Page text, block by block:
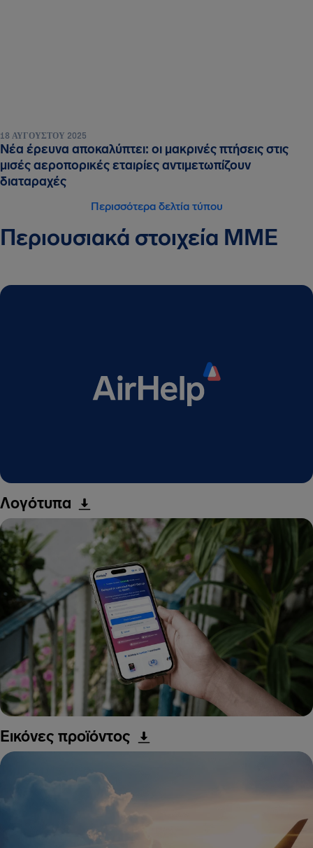
18 ΑΥΓΟΎΣΤΟΥ 2025
Νέα έρευνα αποκαλύπτει: οι μακρινές πτήσεις στις
μισές αεροπορικές εταιρίες αντιμετωπίζουν
διαταραχές
Περισσότερα δελτία τύπου
Περιουσιακά στοιχεία ΜΜΕ
Λογότυπα
Εικόνες προϊόντος